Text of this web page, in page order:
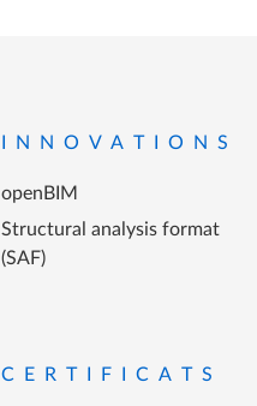
Menu Pied de page
INNOVATIONS
openBIM
Structural analysis format
(SAF)
CERTIFICATS